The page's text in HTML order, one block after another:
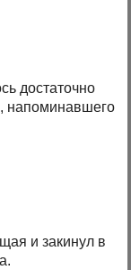
достаточно
напоминавшего
и закинул в